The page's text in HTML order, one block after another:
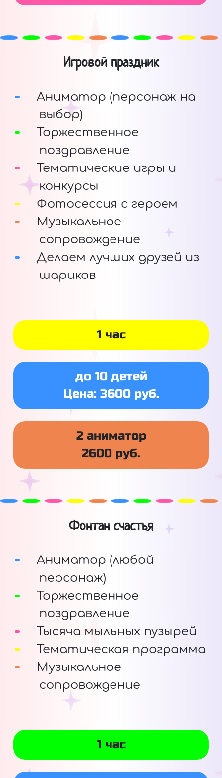
Игровой праздник
Аниматор (персонаж на
выбор)
Торжественное
поздравление
Тематические игры и
конкурсы
Фотосессия с героем
Музыкальное
сопровождение
Делаем лучших друзей из
шариков
1 час
до 10 детей
Цена: 3600 руб.
2 аниматор
2600 руб.
Фонтан счастья
Аниматор (любой
персонаж)
Торжественное
поздравление
Тысяча мыльных пузырей
Тематическая программа
Музыкальное
сопровождение
1 час